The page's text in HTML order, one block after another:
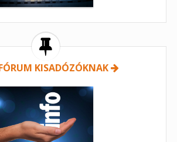
KISADÓZÓKNAK